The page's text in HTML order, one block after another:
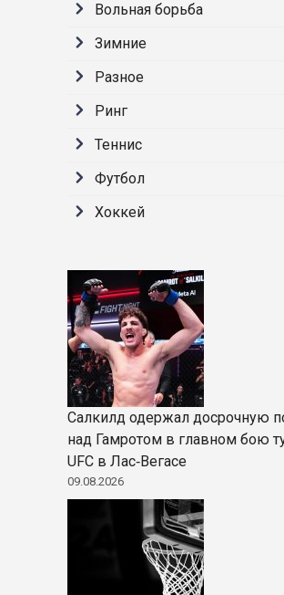
Вольная борьба
Зимние
Разное
Ринг
Теннис
Футбол
Хоккей
Салкилд одержал досрочную
над Гамротом в главном бою
UFC в Лас‑Вегасе
09.08.2026